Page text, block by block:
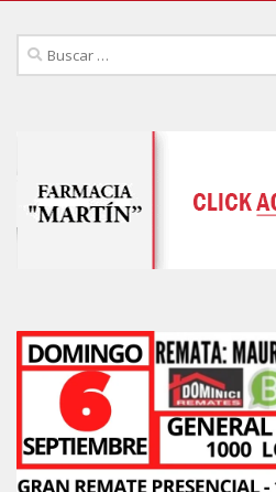
Buscar: